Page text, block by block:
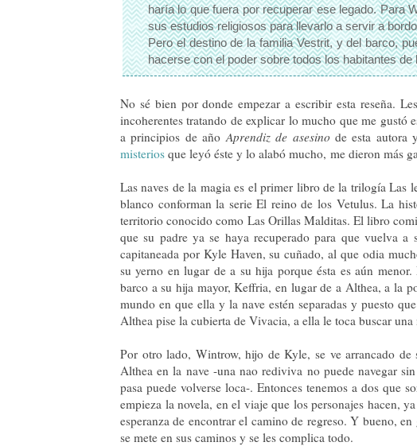
haría lo que fuera por recuperar ese legado. Para
sus estudios religiosos para llevarlo a servir a
Pero el destino de la familia Vestrit, y del barco,
hacerse con el poder sobre todos los habitantes
No sé bien por donde empezar a escribir esta reseña.
incoherentes tratando de explicar lo mucho que me gustó
a principios de año Aprendiz de asesino de esta autora
misterios que leyó éste y lo alabó mucho, me dieron más
Las naves de la magia es el primer libro de la trilogía
blanco conforman la serie El reino de los Vetulus. La
territorio conocido como Las Orillas Malditas. El libro
que su padre ya se haya recuperado para que vuelva
capitaneada por Kyle Haven, su cuñado, al que odia
su yerno en lugar de a su hija porque ésta es aún
barco a su hija mayor, Keffria, en lugar de a Althea, a la
mundo en que ella y la nave estén separadas y puesto
Althea pise la cubierta de Vivacia, a ella le toca buscar
Por otro lado, Wintrow, hijo de Kyle, se ve arrancado
Althea en la nave -una nao rediviva no puede navegar
pasa puede volverse loca-. Entonces tenemos a dos que
empieza la novela, en el viaje que los personajes hacen,
esperanza de encontrar el camino de regreso. Y bueno,
se mete en sus caminos y se les complica todo.